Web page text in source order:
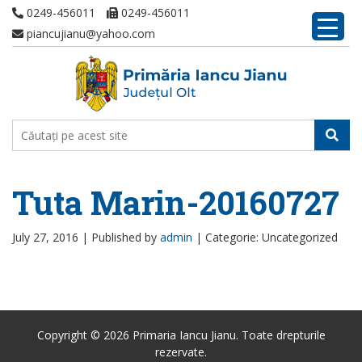
0249-456011
0249-456011
piancujianu@yahoo.com
Tuta Marin-20160727
July 27, 2016 | Published by admin | Categorie: Uncategorized
Copyright © 2026 Primaria Iancu Jianu. Toate drepturile
rezervate.